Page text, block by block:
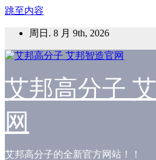
跳至内容
周日. 8 月 9th, 2026
艾邦高分子
网
艾邦高分子的全新官方网站！！